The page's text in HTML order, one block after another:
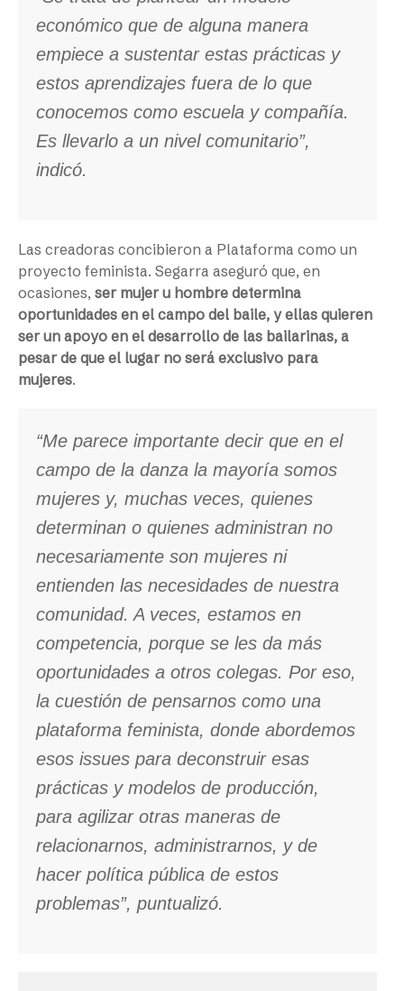
económico que de alguna manera
empiece a sustentar estas prácticas y
estos aprendizajes fuera de lo que
conocemos como escuela y compañía.
Es llevarlo a un nivel comunitario”,
indicó.
Las creadoras concibieron a Plataforma como un
proyecto feminista. Segarra aseguró que, en
ocasiones, ser mujer u hombre determina
oportunidades en el campo del baile, y ellas quieren
ser un apoyo en el desarrollo de las bailarinas, a
pesar de que el lugar no será exclusivo para
mujeres.
“Me parece importante decir que en el
campo de la danza la mayoría somos
mujeres y, muchas veces, quienes
determinan o quienes administran no
necesariamente son mujeres ni
entienden las necesidades de nuestra
comunidad. A veces, estamos en
competencia, porque se les da más
oportunidades a otros colegas. Por eso,
la cuestión de pensarnos como una
plataforma feminista, donde abordemos
esos issues para deconstruir esas
prácticas y modelos de producción,
para agilizar otras maneras de
relacionarnos, administrarnos, y de
hacer política pública de estos
problemas”, puntualizó.